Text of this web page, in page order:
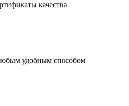
качества
удобным способом